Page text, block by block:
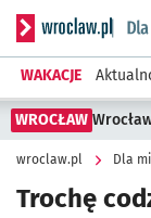
Serwis
WAKACJE
WROCŁAW
wroclaw.pl Dla
Trochę